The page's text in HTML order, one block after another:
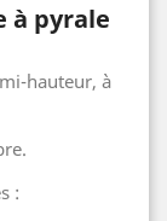
à pyrale
hauteur, à
: